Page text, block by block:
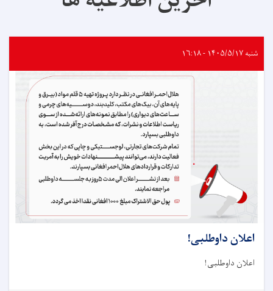
شنبه ۱۴۰۵/۵/۱۷ - ۱۶:۱۸
اعلان داوطلبی!
اعلان داوطلبی!